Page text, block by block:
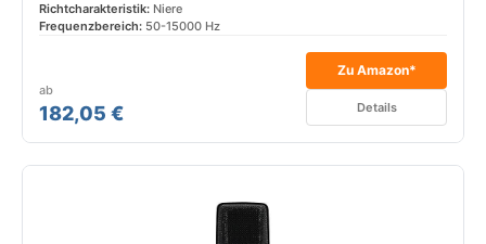
Richtcharakteristik: Niere
Frequenzbereich: 50-15000 Hz
ab
182,05 €
Zu Amazon*
Details